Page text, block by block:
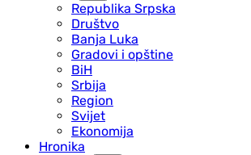
Republika Srpska
Društvo
Banja Luka
Gradovi i opštine
BiH
Srbija
Region
Svijet
Ekonomija
Hronika